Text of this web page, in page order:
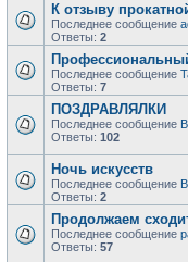
К отзыву
Последнее сообщение
Ответы: 2
Последнее сообщение
Ответы: 7
ПОЗДРАВЛЯЛКИ
Последнее сообщение
Ответы: 102
Ночь искусств
Последнее сообщение
Ответы: 2
Продолжаем
Последнее сообщение
Ответы: 57